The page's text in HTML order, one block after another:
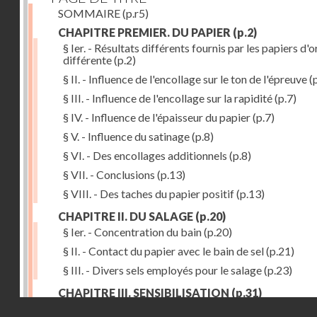
SOMMAIRE(p.r5)
CHAPITRE PREMIER. DU PAPIER (p.2)
§ Ier. - Résultats différents fournis par les papiers
différente(p.2)
§ II. - Influence de l'encollage sur le ton de l'épreuve
§ III. - Influence de l'encollage sur la rapidité(p.7)
§ IV. - Influence de l'épaisseur du papier(p.7)
§ V. - Influence du satinage(p.8)
§ VI. - Des encollages additionnels (p.8)
§ VII. - Conclusions (p.13)
§ VIII. - Des taches du papier positif(p.13)
CHAPITRE II. DU SALAGE (p.20)
§ Ier. - Concentration du bain(p.20)
§ II. - Contact du papier avec le bain de sel(p.21)
§ III. - Divers sels employés pour le salage(p.23)
CHAPITRE III. SENSIBILISATION (p.31)